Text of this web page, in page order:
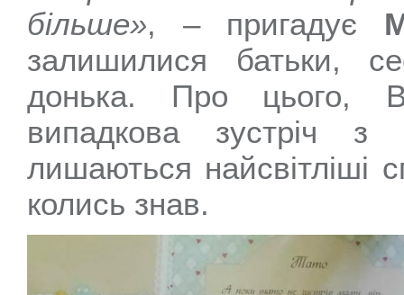
більше», – пригадує
залишилися батьки,
донька. Про цього,
випадкова зустріч
лишаються найсвітліші
колись знав.